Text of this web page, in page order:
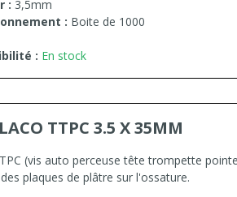
: 3,5mm
: Boite de 1000
: En stock
TTPC 3.5 X 35MM
(vis auto perceuse tête trompette
plaques de plâtre sur l'ossature.